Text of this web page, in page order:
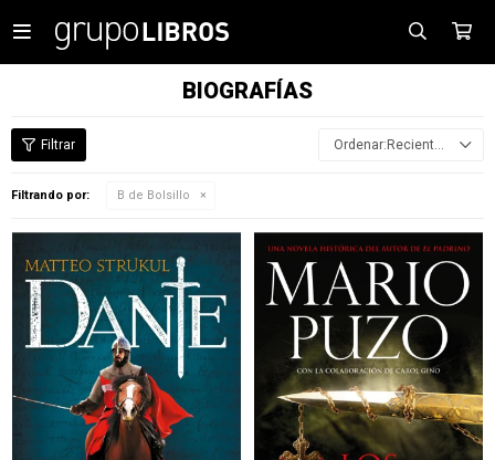

BIOGRAFÍAS
Recientes
Filtrando por: B de Bolsillo